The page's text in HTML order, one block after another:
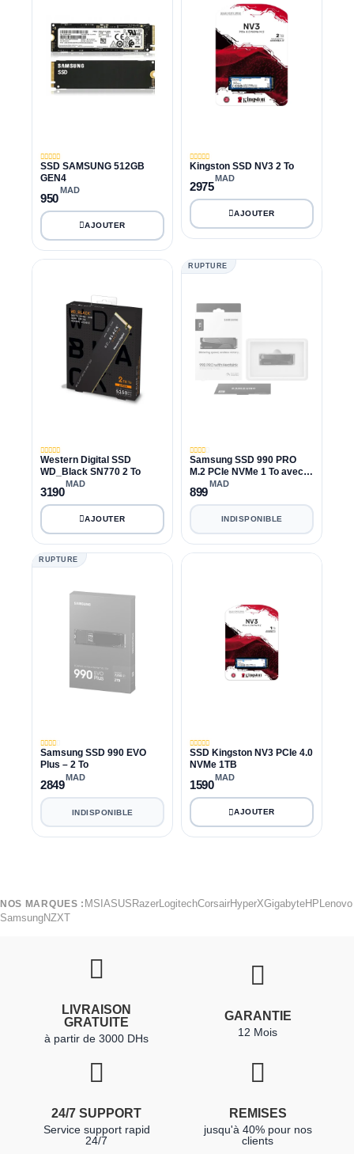
SSD SAMSUNG 512GB
GEN4
950
MAD
Kingston SSD NV3 2 To
2975
MAD
Western Digital SSD
WD_Black SN770 2 To
3190
MAD
RUPTURE
Samsung SSD 990 PRO
M.2 PCIe NVMe 1 To avec
dissipateur
899
MAD
INDISPONIBLE
RUPTURE
Samsung SSD 990 EVO
Plus – 2 To
2849
MAD
INDISPONIBLE
SSD Kingston NV3 PCIe 4.0
NVMe 1TB
1590
MAD
NOS MARQUES : MSI ASUS RazerLogitechCorsairHyperXGigabyteHP Lenovo
SamsungNZXT
LIVRAISON
GRATUITE
à partir de 3000 DHs
GARANTIE
12 Mois
24/7 SUPPORT
Service support rapid
24/7
REMISES
jusqu'à 40% pour nos
clients